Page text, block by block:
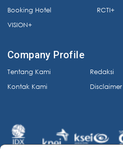
Booking Hotel
VISION+
RCTI+
Company Profile
Tentang Kami
Kontak Kami
Redaksi
Disclaimer